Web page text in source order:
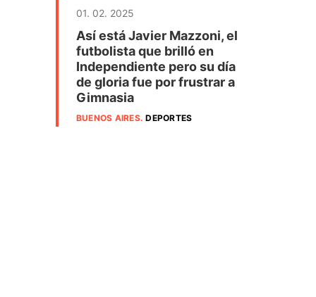
01. 02. 2025
Así está Javier Mazzoni, el
futbolista que brilló en
Independiente pero su día
de gloria fue por frustrar a
Gimnasia
BUENOS AIRES.DEPORTES